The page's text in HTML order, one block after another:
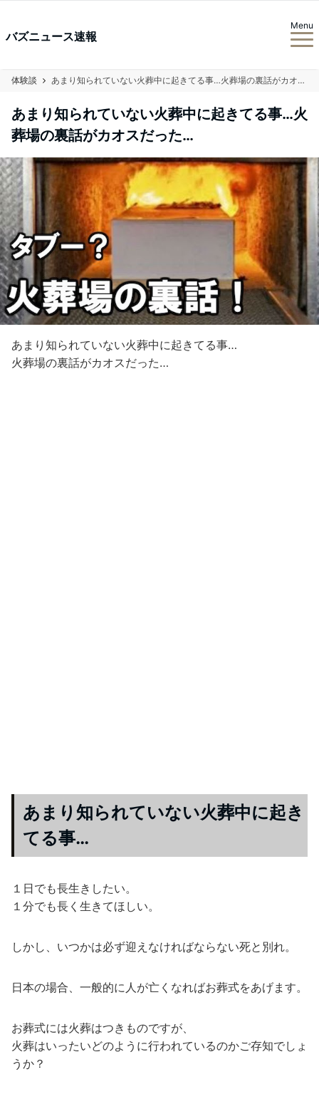
バズニュース速報
Menu
体験談 あまり知られていない火葬中に起きてる事…火葬場の裏話がカオスだった…
あまり知られていない火葬中に起きてる事…火
葬場の裏話がカオスだった…
あまり知られていない火葬中に起きてる事…
火葬場の裏話がカオスだった…
あまり知られていない火葬中に起き
てる事…
１日でも長生きしたい。
１分でも長く生きてほしい。
しかし、いつかは必ず迎えなければならない死と別れ。
日本の場合、一般的に人が亡くなればお葬式をあげます。
お葬式には火葬はつきものですが、
火葬はいったいどのように行われているのかご存知でしょ
うか？